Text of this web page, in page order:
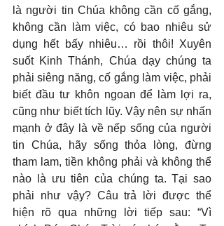
là người tin Chúa không cần cố gắng,
không cần làm việc, có bao nhiêu sử
dụng hết bấy nhiêu… rồi thôi! Xuyên
suốt Kinh Thánh, Chúa dạy chúng ta
phải siêng năng, cố gắng làm việc, phải
biết đầu tư khôn ngoan để làm lợi ra,
cũng như biết tích lũy. Vậy nên sự nhấn
mạnh ở đây là về nếp sống của người
tin Chúa, hãy sống thỏa lòng, đừng
tham lam, tiền không phải và không thể
nào là ưu tiên của chúng ta. Tại sao
phải như vậy? Câu trả lời được thể
hiện rõ qua những lời tiếp sau: “Vì